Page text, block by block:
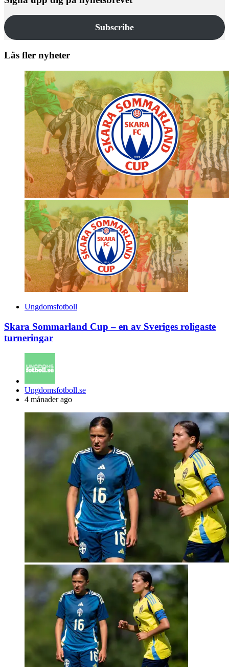
Subscribe
Läs fler nyheter
Ungdomsfotboll
Skara Sommarland Cup – en av Sveriges roligaste
turneringar
Posted
by
Ungdomsfotboll.se
4 månader ago